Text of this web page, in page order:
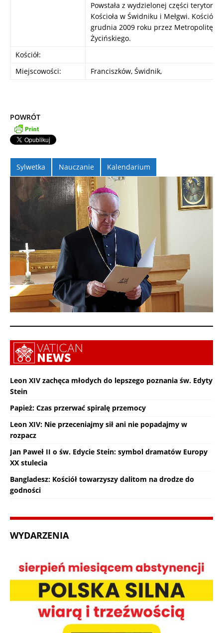
Powstała z wydzielonej części
Kościoła w Świdniku i Mełgwi. Kościół
grudnia 2009 roku przez Metropolitę
Życińskiego.
Kościół:
Miejscowości:
Franciszków, Świdnik,
POWRÓT
Sylwetka Nauczanie Kalendarium
Leon XIV zachęca młodych do lepszego poznania św. Edyty
Stein
Papież: Czas przerwać spiralę przemocy
Leon XIV: Nie przeceniajmy sił ani nie popadajmy w
rozpacz
Jan Paweł II o św. Edycie Stein: symbol dramatów Europy
XX stulecia
Bangladesz: Kościół towarzyszy dalitom na drodze do
godności
WYDARZENIA